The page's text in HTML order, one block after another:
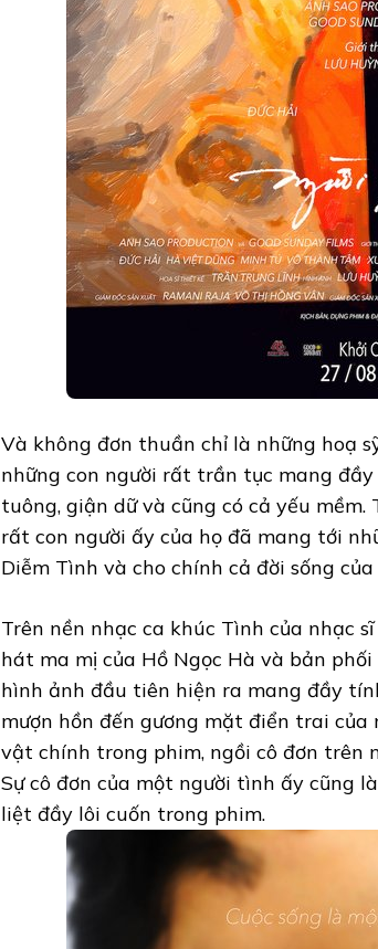
Và không đơn thuần chỉ là những hoạ
những con người rất trần tục mang
tuông, giận dữ và cũng có cả yếu
rất con người ấy của họ đã mang tới
Diễm Tình và cho chính cả đời sống
Trên nền nhạc ca khúc Tình của nhạc
hát ma mị của Hồ Ngọc Hà và bản
hình ảnh đầu tiên hiện ra mang đầy
mượn hồn đến gương mặt điển trai
vật chính trong phim, ngồi cô đơn trên
Sự cô đơn của một người tình ấy cũng
liệt đầy lôi cuốn trong phim.